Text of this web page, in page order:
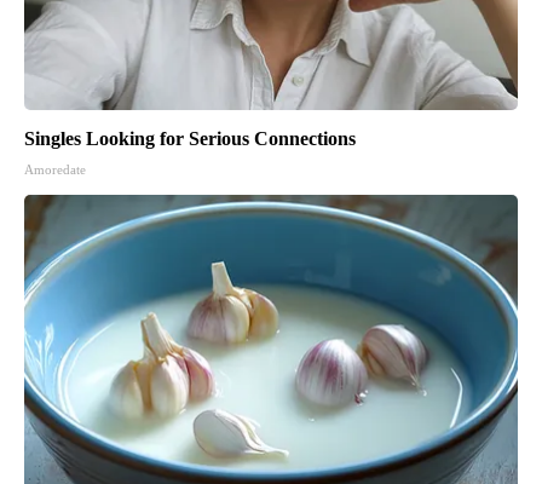
Singles Looking for Serious Connections
Amoredate